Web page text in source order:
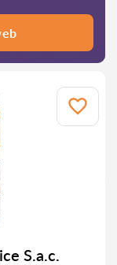
S.a.c.